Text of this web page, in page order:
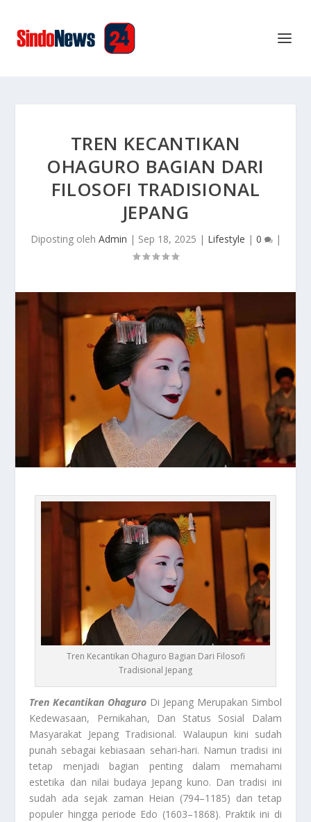
TREN KECANTIKAN
OHAGURO BAGIAN DARI
FILOSOFI TRADISIONAL
JEPANG
Diposting oleh Admin | Sep 18, 2025 | Lifestyle | 0 |
Tren Kecantikan Ohaguro Bagian Dari Filosofi
Tradisional Jepang
Tren Kecantikan Ohaguro Di Jepang Merupakan Simbol
Kedewasaan, Pernikahan, Dan Status Sosial Dalam
Masyarakat Jepang Tradisional. Walaupun kini sudah
punah sebagai kebiasaan sehari-hari. Namun tradisi ini
tetap menjadi bagian penting dalam memahami
estetika dan nilai budaya Jepang kuno. Dan tradisi ini
sudah ada sejak zaman Heian (794–1185) dan tetap
populer hingga periode Edo (1603–1868). Praktik ini di